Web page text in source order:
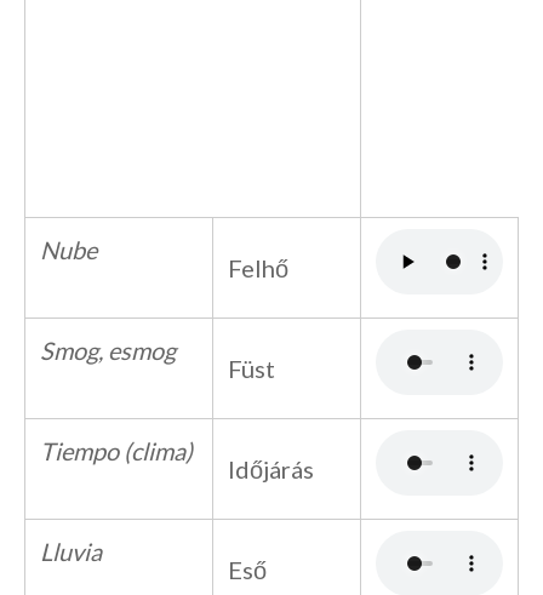
Nube
Felhő
Smog, esmog
Füst
Tiempo (clima)
Időjárás
Lluvia
Eső